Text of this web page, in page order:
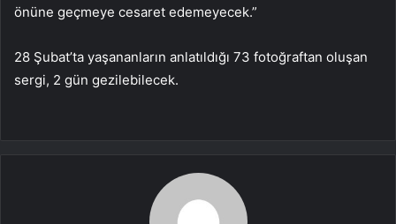
önüne geçmeye cesaret edemeyecek.”
28 Şubat’ta yaşananların anlatıldığı 73 fotoğraftan oluşan
sergi, 2 gün gezilebilecek.